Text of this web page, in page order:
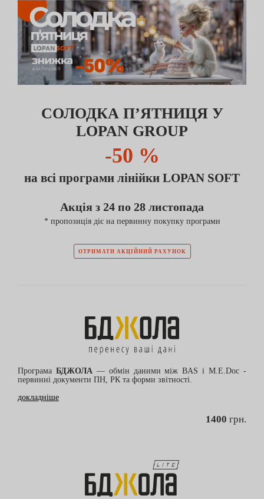
СОЛОДКА П’ЯТНИЦЯ У
LOPAN GROUP
-50 %
на всі програми лінійки LOPAN SOFT
Акція з 24 по 28 листопада
* пропозиція діє на первинну покупку програми
ОТРИМАТИ АКЦІЙНИЙ РАХУНОК
Програма БДЖОЛА— обмін даними між BAS і M.E.Doc -
первинні документи ПН, РК та форми звітності.
докладніше
1400 грн.